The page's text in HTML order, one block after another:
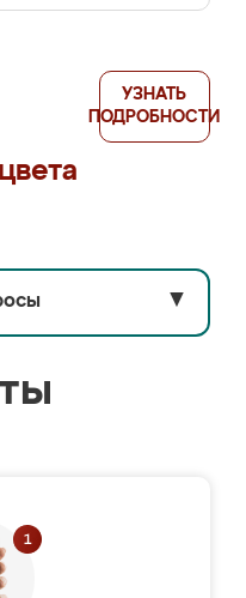
УЗНАТЬ
ПОДРОБНОСТИ
▼